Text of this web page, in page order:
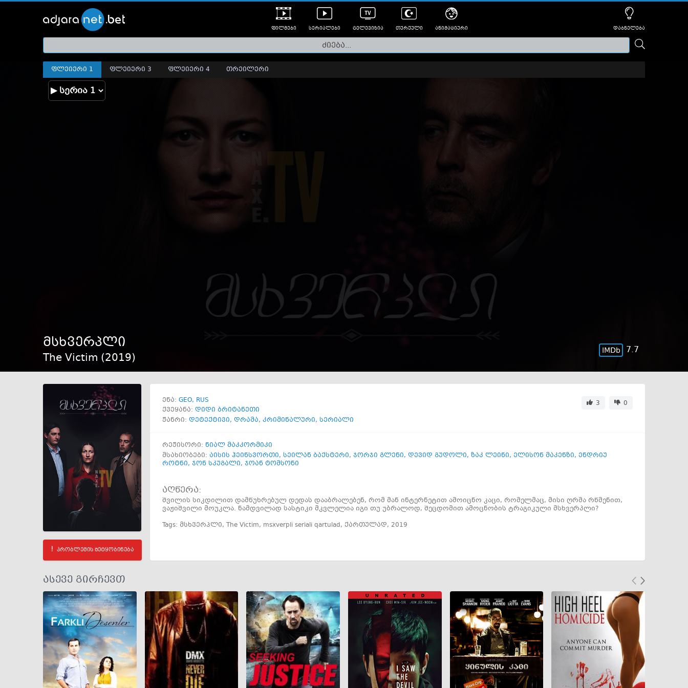
ფილმები
თრეილერები
სერიალები ტელევიზია თურქული ანიმაციური დაბნელება
ფლეიერი 1 ფლეიერი 3 ფლეიერი 4 თრეილერი
მსხვერპლი
The Victim (2019)
7.7
პრობლემის შეტყობინება
ენა: GEO RUS
ქვეყანა: დიდი ბრიტანეთი
3
0
ჟანრი: დეტექტივი, დრამა, კრიმინალური, სერიალი
რეჟისორი: ნიალ მაკკორმიკი
მსახიობები: აისის ჰეინსვორთი, სეილან ბაქსტერი, ჯორჯი გლენი, დევიდ გუდოლი, ზაკ ლეინი, ელისონ მაკენზი, ენდრიუ
როტნი, ჯონ სკუგალი, ჯოან ტომსონი
აღწერა:
შვილის სიკდილით დამწუხრებულ დედას დააბრალებენ, რომ მან ინტერნეტით ამოიცნო კაცი, რომელმაც, მისი ღრმა რწმენით,
ვაჟიშვილი მოუკლა. ნამდვილად სასტიკი მკვლელია იგი თუ უბრალოდ, შეცდომით ამოცნობის ტრაგიკული მსხვერპლი?
Tags: მსხვერპლი, The Victim, msxverpli seriali qartulad, ქართულად, 2019
ასევე გირჩევთ